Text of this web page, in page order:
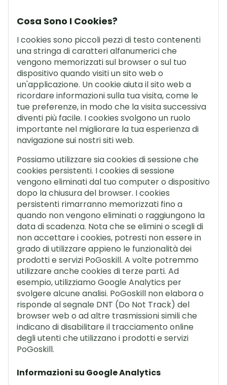
Cosa Sono I Cookies?
I cookies sono piccoli pezzi di testo contenenti
una stringa di caratteri alfanumerici che
vengono memorizzati sul browser o sul tuo
dispositivo quando visiti un sito web o
un'applicazione. Un cookie aiuta il sito web a
ricordare informazioni sulla tua visita, come le
tue preferenze, in modo che la visita successiva
diventi più facile. I cookies svolgono un ruolo
importante nel migliorare la tua esperienza di
navigazione sui nostri siti web.
Possiamo utilizzare sia cookies di sessione che
cookies persistenti. I cookies di sessione
vengono eliminati dal tuo computer o dispositivo
dopo la chiusura del browser. I cookies
persistenti rimarranno memorizzati fino a
quando non vengono eliminati o raggiungono la
data di scadenza. Nota che se elimini o scegli di
non accettare i cookies, potresti non essere in
grado di utilizzare appieno le funzionalità dei
prodotti e servizi PoGoskill. A volte potremmo
utilizzare anche cookies di terze parti. Ad
esempio, utilizziamo Google Analytics per
svolgere alcune analisi. PoGoskill non elabora o
risponde al segnale DNT (Do Not Track) del
browser web o ad altre trasmissioni simili che
indicano di disabilitare il tracciamento online
degli utenti che utilizzano i prodotti e servizi
PoGoskill.
Informazioni su Google Analytics